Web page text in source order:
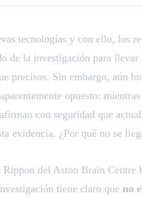
tecnologías y con ello, los
de la investigación para llevar
precisos. Sin embargo, aún
opuesto:
con seguridad que
evidencia. ¿Por qué no se
del Aston Brain Centre
tiene claro que no